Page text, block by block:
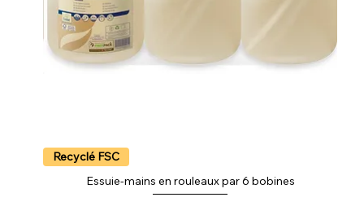
Recyclé FSC
Essuie-mains en rouleaux par 6 bobines